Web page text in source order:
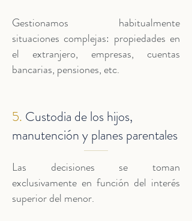
Gestionamos habitualmente
situaciones complejas: propiedades en
el extranjero, empresas, cuentas
bancarias, pensiones, etc.
5. Custodia de los hijos,
manutención y planes parentales
Las decisiones se toman
exclusivamente en función del interés
superior del menor.